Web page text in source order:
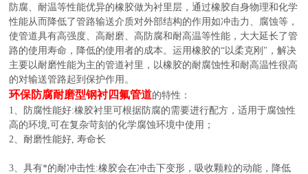
防腐、耐温等性能优异的橡胶做为衬里层，通过橡胶自身物理和化学
性能从而降低了管路输送介质对外部结构的作用如冲击力、腐蚀等，
使管道具有高强度、高耐磨、高防腐和耐高温等性能，大大延长了管
路的使用寿命，降低的使用者的成本。运用橡胶的“以柔克刚"，解决
主要以耐磨性能为主的管道衬里，以橡胶的耐腐蚀性和耐高温性很高
的对输送管路起到保护作用。
环保防腐耐磨型钢衬四氟管道的特性：
1、防腐性能好:橡胶衬里可根据防腐的需要进行配方，适用于腐蚀性
高的环境,可在复杂苛刻的化学腐蚀环境中使用；
2、耐磨性能好, 寿命长
3、具有*的耐冲击性:橡胶会在冲击下变形，吸收颗粒的动能，降低